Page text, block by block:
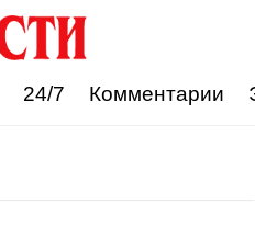
24/7 Комментарии